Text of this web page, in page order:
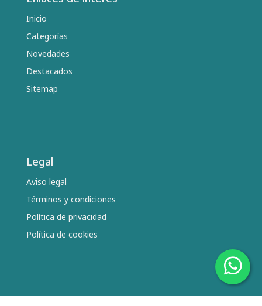
Inicio
Categorías
Novedades
Destacados
Sitemap
Legal
Aviso legal
Términos y condiciones
Política de privacidad
Política de cookies